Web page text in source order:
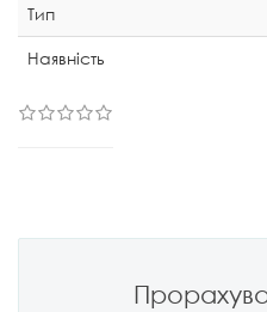
Тип
Наявність